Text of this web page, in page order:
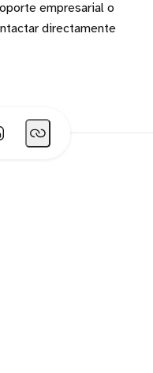
empresarial o
directamente